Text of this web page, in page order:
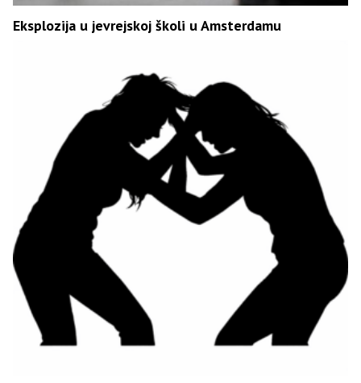
Eksplozija u jevrejskoj školi u Amsterdamu